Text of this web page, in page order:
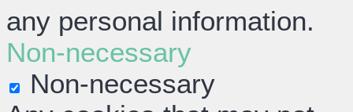
any personal information.
Non-necessary
Non-necessary